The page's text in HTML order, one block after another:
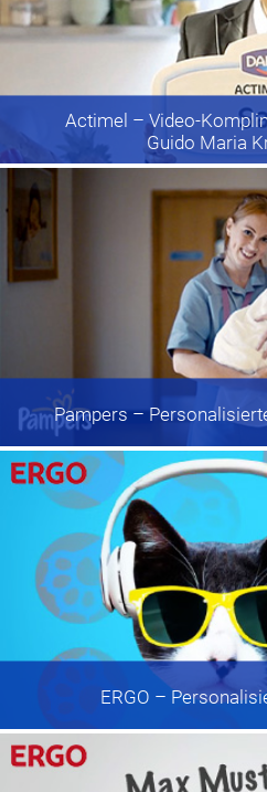
Actimel – Video-
Guido Maria
Pampers –
ERGO –